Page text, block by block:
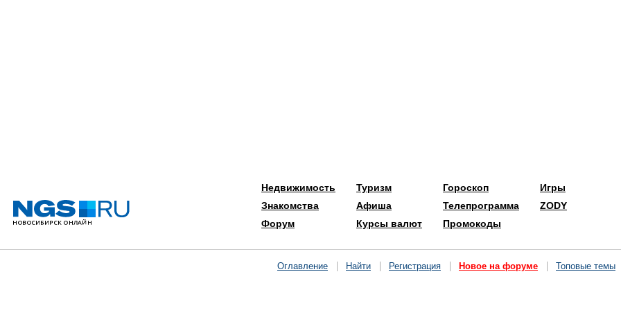
Недвижимость
Знакомства
Форум
Туризм
Афиша
Курсы валют
Гороскоп
Телепрограмма
Промокоды
Игры
ZODY
Оглавление Найти Регистрация Новое на форуме Топовые темы